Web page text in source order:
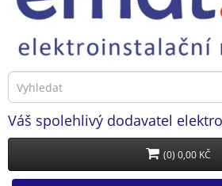
Váš spolehlivý dodavatel
(0) 0,00 KČ